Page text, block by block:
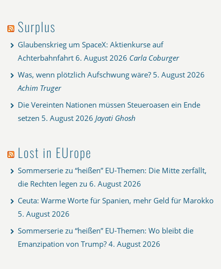
Surplus
Glaubenskrieg um SpaceX: Aktienkurse auf
Achterbahnfahrt 6. August 2026 Carla Coburger
Was, wenn plötzlich Aufschwung wäre? 5. August 2026
Achim Truger
Die Vereinten Nationen müssen Steueroasen ein Ende
setzen 5. August 2026 Jayati Ghosh
Lost in EUrope
Sommerserie zu “heißen” EU-Themen: Die Mitte zerfällt,
die Rechten legen zu 6. August 2026
Ceuta: Warme Worte für Spanien, mehr Geld für Marokko
5. August 2026
Sommerserie zu “heißen” EU-Themen: Wo bleibt die
Emanzipation von Trump? 4. August 2026